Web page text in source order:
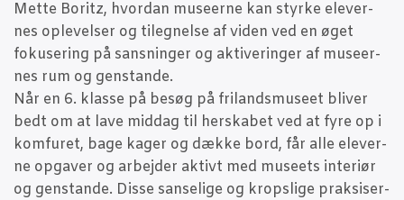
Met­te Boritz, hvor­dan muse­er­ne kan styr­ke ele­ver­
nes ople­vel­ser og til­eg­nel­se af viden ved en øget
foku­se­ring på sans­nin­ger og akti­ve­rin­ger af muse­er­
nes rum og gen­stan­de.
Når en 6. klas­se på besøg på fri­lands­mu­se­et bli­ver
bedt om at lave mid­dag til her­ska­bet ved at fyre op i
kom­fu­ret, bage kager og dæk­ke bord, får alle ele­ver­
ne opga­ver og arbej­der aktivt med muse­ets inte­r­i­ør
og gen­stan­de. Dis­se san­se­li­ge og kro­p­s­li­ge prak­si­ser­